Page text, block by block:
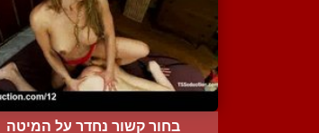
בחור קשור נחדר על המיטה